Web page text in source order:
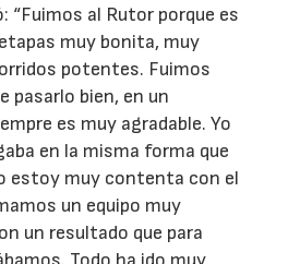
“Fuimos al Rutor porque es
muy bonita, muy
potentes. Fuimos
pasarlo bien, en un
es muy agradable. Yo
en la misma forma que
estoy muy contenta con el
un equipo muy
un resultado que para